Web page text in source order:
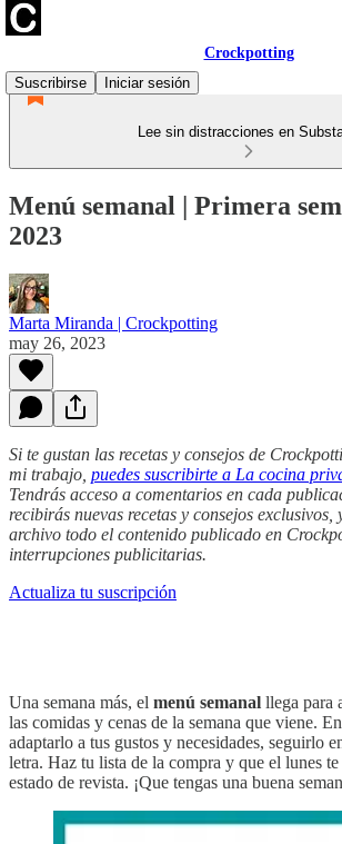
Crockpotting
Suscribirse
Iniciar sesión
Lee sin distracciones en
Menú semanal | Primera
2023
Marta Miranda | Crockpotting
may 26, 2023
Si te gustan las recetas y consejos de
mi trabajo, puedes suscribirte a La cocina
Tendrás acceso a comentarios en cada
recibirás nuevas recetas y consejos exclusivos,
archivo todo el contenido publicado en
interrupciones publicitarias.
Actualiza tu suscripción
Una semana más, el menú semanal llega para
las comidas y cenas de la semana que viene.
adaptarlo a tus gustos y necesidades, seguirlo
letra. Haz tu lista de la compra y que el lunes
estado de revista. ¡Que tengas una buena